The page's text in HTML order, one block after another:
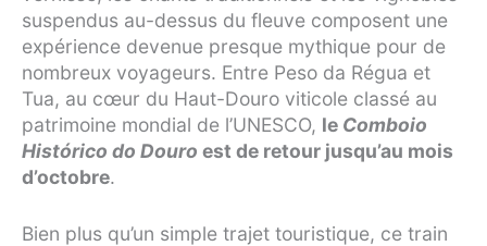
suspendus au-dessus du fleuve composent une
expérience devenue presque mythique pour de
nombreux voyageurs. Entre Peso da Régua et
Tua, au cœur du Haut-Douro viticole classé au
patrimoine mondial de l’UNESCO, le Comboio
Histórico do Douro est de retour jusqu’au mois
d’octobre.
Bien plus qu’un simple trajet touristique, ce train